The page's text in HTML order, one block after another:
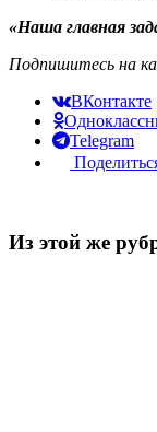
«Наша главная
Подпишитесь на
ВКонтакте
Telegram
Из этой же